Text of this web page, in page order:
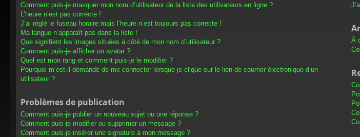
Comment puis-je masquer mon nom d’utilisateur de la liste des utilisateurs en ligne ?
L’heure n’est pas correcte !
J’ai réglé le fuseau horaire mais l’heure n’est toujours pas correcte !
Ma langue n’apparaît pas dans la liste !
Que signifient les images situées à côté de mon nom d’utilisateur ?
Comment puis-je afficher un avatar ?
Quel est mon rang et comment puis-je le modifier ?
Pourquoi m’est-il demandé de me connecter lorsque je clique sur le lien de courrier électronique d’un
utilisateur ?
Problèmes de publication
Comment puis-je publier un nouveau sujet ou une réponse ?
Comment puis-je modifier ou supprimer un message ?
Comment puis-je insérer une signature à mon message ?
À